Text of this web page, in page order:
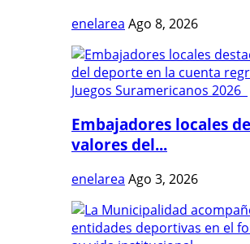
enelarea Ago 8, 2026
Embajadores locales
valores del...
enelarea Ago 3, 2026